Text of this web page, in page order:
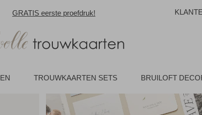
GRATIS eerste proefdruk!
TROUWKAARTEN SETS BRUILOFT